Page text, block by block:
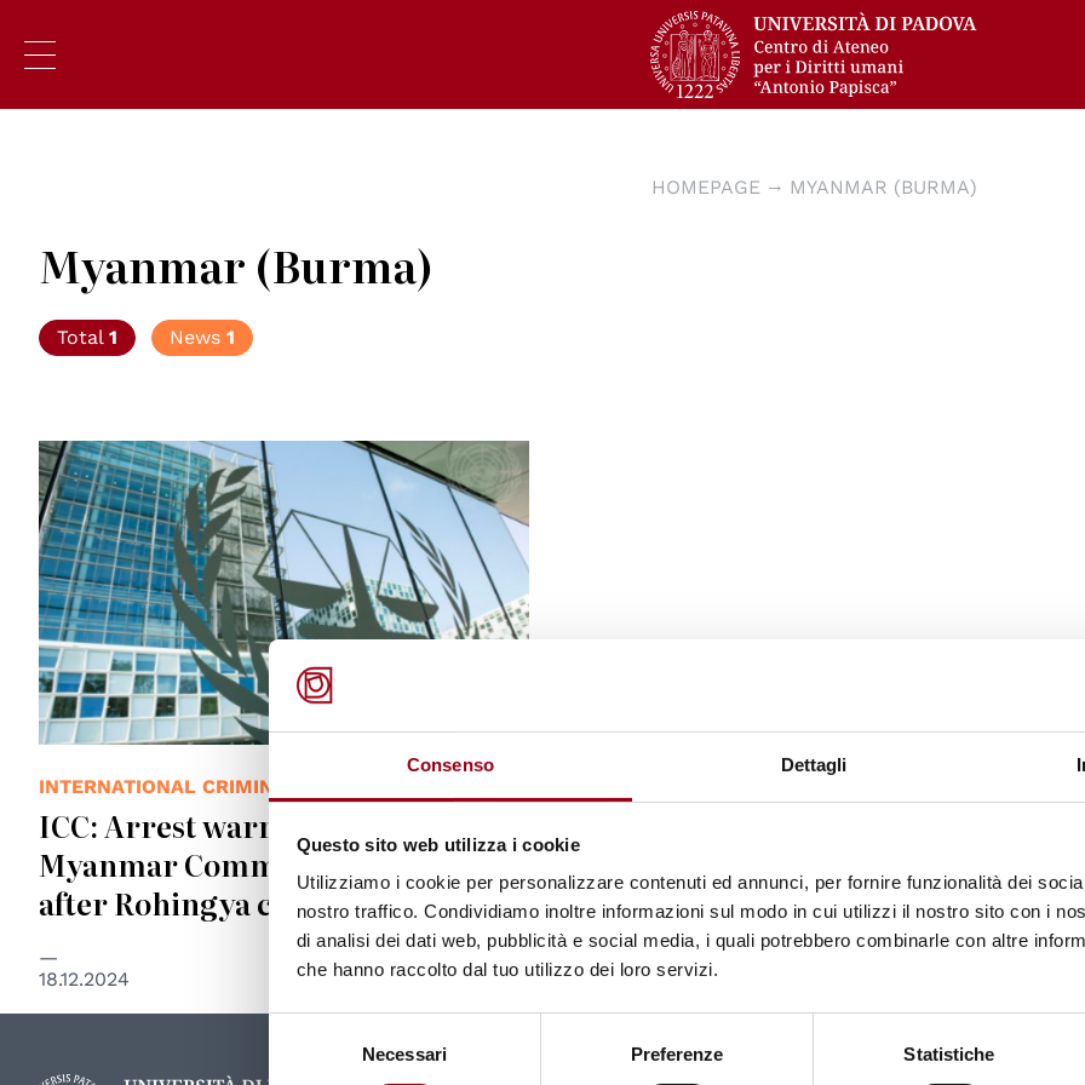
Consenso Dettagli
Questo sito web utilizza i cookie
Utilizziamo i cookie per personalizzare contenuti ed annunci, per fornire funzionalità dei
nostro traffico. Condividiamo inoltre informazioni sul modo in cui utilizzi il nostro sito con i
di analisi dei dati web, pubblicità e social media, i quali potrebbero combinarle con altre
che hanno raccolto dal tuo utilizzo dei loro servizi.
Necessari Preferenze Statistiche
HOMEPAGE MYANMAR (BURMA)
Myanmar (Burma)
Total 1 News 1
© UN Photo/Rick Bajornas
INTERNATIONAL CRIMINAL COURT
ICC: Arrest warrant demanded for
Myanmar Commander-in-Chief
after Rohingya crimes
18.12.2024